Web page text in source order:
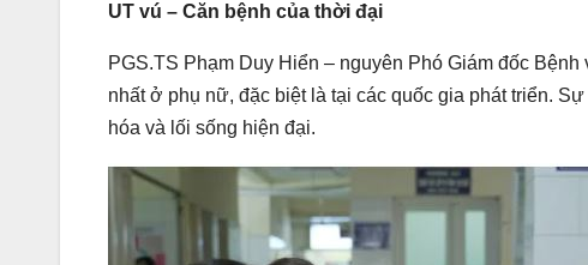
UT vú – Căn bệnh của thời đại
PGS.TS Phạm Duy Hiển – nguyên Phó Giám đốc
nhất ở phụ nữ, đặc biệt là tại các quốc gia phát triển.
hóa và lối sống hiện đại.